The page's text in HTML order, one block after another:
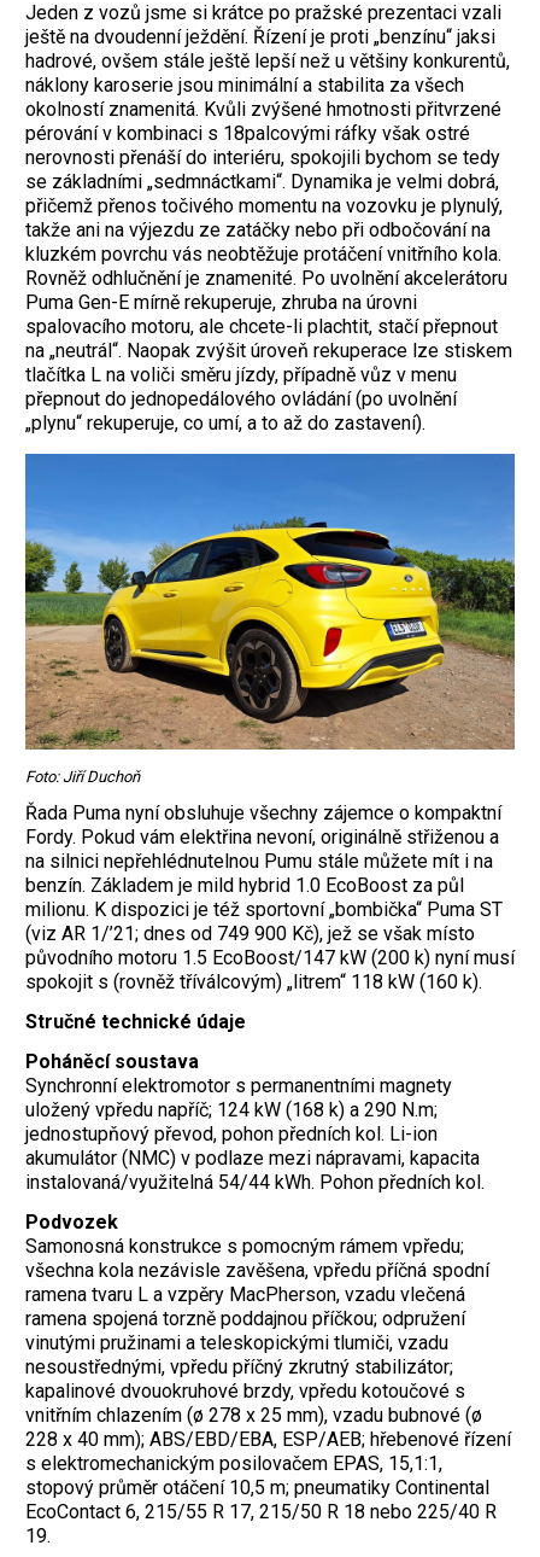
Jeden z vozů jsme si krátce po pražské prezentaci vzali
ještě na dvoudenní ježdění. Řízení je proti „benzínu“ jaksi
hadrové, ­ovšem stále ještě lepší než u většiny konkurentů,
náklony karoserie jsou minimální a stabilita za všech
okolností znamenitá. Kvůli zvýšené hmotnosti přitvrzené
pérování v kombinaci s 18palcovými ráfky však ostré
nerovnosti přenáší do interiéru, spokojili bychom se tedy
se základními „sedmnáctkami“. Dynamika je velmi dobrá,
přičemž přenos točivého momentu na vozovku je plynulý,
takže ani na výjezdu ze zatáčky nebo při odbočování na
kluzkém povrchu vás neobtěžuje protáčení vnitřního kola.
Rovněž odhlučnění je znamenité. Po uvolnění akcelerátoru
Puma Gen-E mírně rekuperuje, zhruba na úrovni
spalovacího motoru, ale chcete-li plachtit, stačí přepnout
na „neutrál“. Naopak zvýšit úroveň rekuperace lze stiskem
tlačítka L na voliči směru jízdy, případně vůz v menu
přepnout do jednopedálového ovládání (po uvolnění
„plynu“ rekuperuje, co umí, a to až do zastavení).
Foto: Jiří Duchoň
Řada Puma nyní obsluhuje všechny zájemce o kompaktní
Fordy. Pokud vám elektřina nevoní, originálně střiženou a
na silnici nepřehlédnutelnou Pumu stále můžete mít i na
benzín. Základem je mild hybrid 1.0 EcoBoost za půl
milionu. K dispozici je též sportovní „bombička“ Puma ST
(viz AR 1/’21; dnes od 749 900 Kč), jež se však místo
původního motoru 1.5 Eco­Boost/147 kW (200 k) nyní musí
spokojit s (rovněž tříválcovým) „litrem“ 118 kW (160 k).
Stručné technické údaje
Poháněcí soustava
Synchronní elektromotor s permanentními magnety
uložený vpředu napříč; 124 kW (168 k) a 290 N.m;
jednostupňový převod, pohon předních kol. Li-ion
akumulátor (NMC) v podlaze mezi nápravami, kapacita
instalovaná/využitelná 54/44 kWh. Pohon předních kol.
Podvozek
Samonosná konstrukce s pomocným rámem vpředu;
všechna kola nezávisle zavěšena, vpředu příčná spodní
ramena tvaru L a vzpěry MacPherson, vzadu vlečená
ramena spojená torzně poddajnou příčkou; odpružení
vinutými pružinami a teleskopickými tlumiči, vzadu
nesoustřednými, vpředu příčný zkrutný stabilizátor;
kapalinové dvouokruhové brzdy, vpředu kotoučové s
vnitřním chlazením (ø 278 x 25 mm), vzadu bubnové (ø
228 x 40 mm); ABS/EBD/EBA, ESP/AEB; hřebenové řízení
s elektromechanickým posilovačem EPAS, 15,1:1,
stopový průměr otáčení 10,5 m; pneumatiky Continental
EcoContact 6, 215/55 R 17, 215/50 R 18 nebo 225/40 R
19.